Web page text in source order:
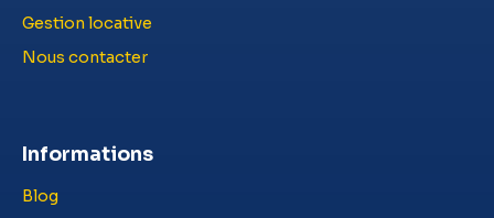
Gestion locative
Nous contacter
Informations
Blog